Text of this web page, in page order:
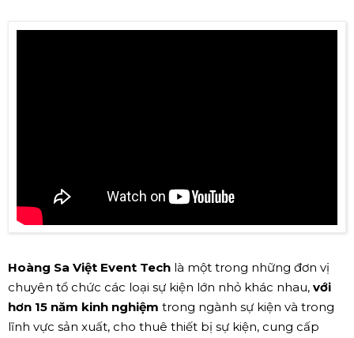
Hoàng Sa Việt Event Tech là một trong những đơn vị
chuyên tổ chức các loại sự kiện lớn nhỏ khác nhau, với
hơn 15 năm kinh nghiệm trong ngành sự kiện và trong
lĩnh vực sản xuất, cho thuê thiết bị sự kiện, cung cấp